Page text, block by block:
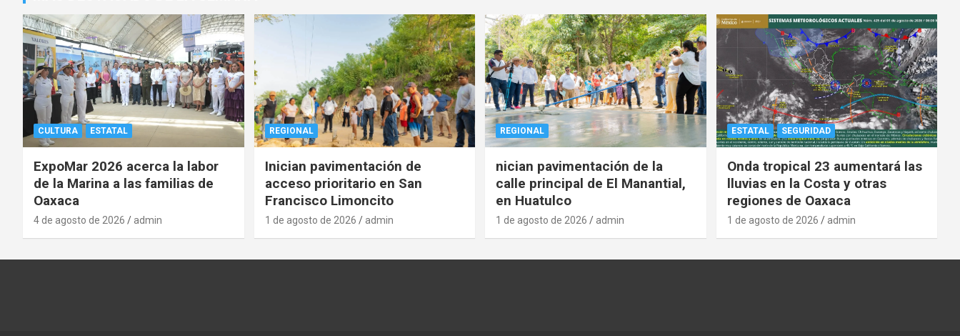
CULTURA ESTATAL
ExpoMar 2026 acerca la labor
de la Marina a las familias de
Oaxaca
4 de agosto de 2026 admin
REGIONAL
Inician pavimentación de
acceso prioritario en San
Francisco Limoncito
1 de agosto de 2026 admin
REGIONAL
nician pavimentación de la
calle principal de El Manantial,
en Huatulco
1 de agosto de 2026 admin
ESTATAL SEGURIDAD
Onda tropical 23 aumentará las
lluvias en la Costa y otras
regiones de Oaxaca
1 de agosto de 2026 admin